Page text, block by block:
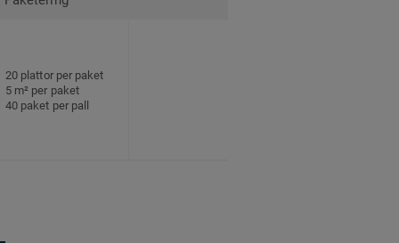
20 plattor per paket
5 m² per paket
40 paket per pall